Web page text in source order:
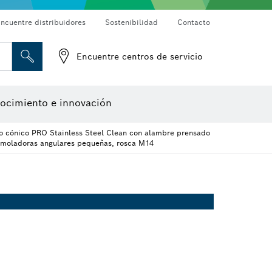
distribuidores Sostenibilidad Contacto
Encuentre centros de servicio
e innovación
cónico PRO Stainless Steel Clean con alambre prensado
angulares pequeñas, rosca M14